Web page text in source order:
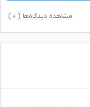
مشاهده دیدگاه‌ها ( ۰